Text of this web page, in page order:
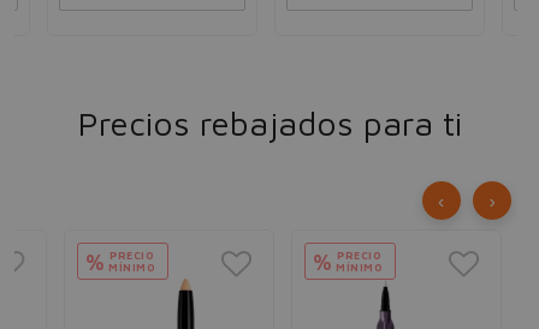
Precios rebajados para ti
% PRECIO
MÍNIMO
% PRECIO
MÍNIMO
‹ ›